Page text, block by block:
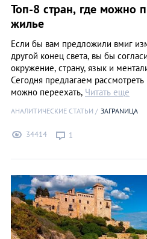
Топ-8 стран, где можно
жилье
Если бы вам предложили вмиг
другой конец света, вы бы
окружение, страну, язык и
Сегодня предлагаем рассмотреть
можно переехать, Читать еще
АНАЛИТИЧЕСКИЕ СТАТЬИ ЗАГРАNИЦА
34414 1